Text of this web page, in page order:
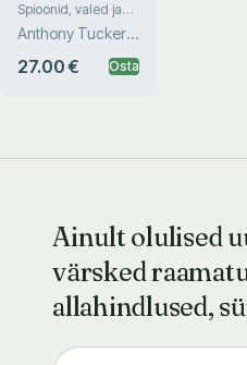
Spioonid, valed ja
eksitamise kunst
teises maailmasõjas
Anthony Tucker-
27.00 € Osta
Ainult olulised
värsked
allahindlused,